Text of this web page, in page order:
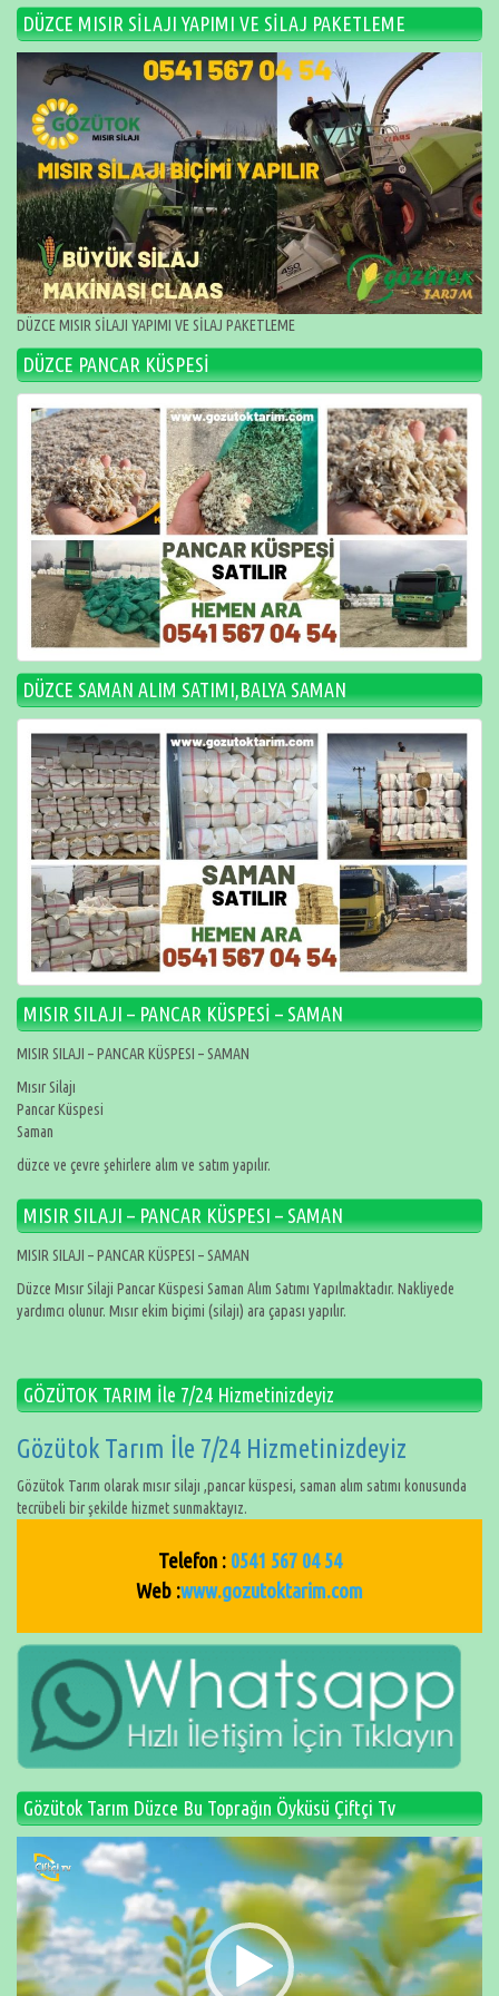
DÜZCE MISIR SİLAJI YAPIMI VE SİLAJ PAKETLEME
DÜZCE MISIR SİLAJI YAPIMI VE SİLAJ PAKETLEME
DÜZCE PANCAR KÜSPESİ
DÜZCE SAMAN ALIM SATIMI,BALYA SAMAN
MISIR SILAJI – PANCAR KÜSPESİ – SAMAN
MISIR SILAJI – PANCAR KÜSPESI – SAMAN
Mısır Silajı
Pancar Küspesi
Saman
düzce ve çevre şehirlere alım ve satım yapılır.
MISIR SILAJI – PANCAR KÜSPESI – SAMAN
MISIR SILAJI – PANCAR KÜSPESI – SAMAN
Düzce Mısır Silaji Pancar Küspesi Saman Alım Satımı Yapılmaktadır. Nakliyede
yardımcı olunur. Mısır ekim biçimi (silajı) ara çapası yapılır.
GÖZÜTOK TARIM İle 7/24 Hizmetinizdeyiz
Gözütok Tarım İle 7/24 Hizmetinizdeyiz
Gözütok Tarım olarak mısır silajı ,pancar küspesi, saman alım satımı konusunda
tecrübeli bir şekilde hizmet sunmaktayız.
Telefon : 0541 567 04 54
Web :www.gozutoktarim.com
Gözütok Tarım Düzce Bu Toprağın Öyküsü Çiftçi Tv
oynatıcı